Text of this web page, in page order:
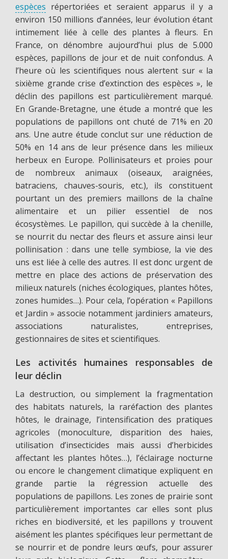
espèces répertoriées et seraient apparus il y a
environ 150 millions d’années, leur évolution étant
intimement liée à celle des plantes à fleurs. En
France, on dénombre aujourd’hui plus de 5.000
espèces, papillons de jour et de nuit confondus. A
l’heure où les scientifiques nous alertent sur « la
sixième grande crise d’extinction des espèces », le
déclin des papillons est particulièrement marqué.
En Grande-Bretagne, une étude a montré que les
populations de papillons ont chuté de 71% en 20
ans. Une autre étude conclut sur une réduction de
50% en 14 ans de leur présence dans les milieux
herbeux en Europe. Pollinisateurs et proies pour
de nombreux animaux (oiseaux, araignées,
batraciens, chauves-souris, etc.), ils constituent
pourtant un des premiers maillons de la chaîne
alimentaire et un pilier essentiel de nos
écosystèmes. Le papillon, qui succède à la chenille,
se nourrit du nectar des fleurs et assure ainsi leur
pollinisation : dans une telle symbiose, la vie des
uns est liée à celle des autres. Il est donc urgent de
mettre en place des actions de préservation des
milieux naturels (niches écologiques, plantes hôtes,
zones humides…). Pour cela, l’opération « Papillons
et Jardin » associe notamment jardiniers amateurs,
associations naturalistes, entreprises,
gestionnaires de sites et scientifiques.
Les activités humaines responsables de
leur déclin
La destruction, ou simplement la fragmentation
des habitats naturels, la raréfaction des plantes
hôtes, le drainage, l’intensification des pratiques
agricoles (monoculture, disparition des haies,
utilisation d’insecticides mais aussi d’herbicides
affectant les plantes hôtes…), l’éclairage nocturne
ou encore le changement climatique expliquent en
grande partie la régression actuelle des
populations de papillons. Les zones de prairie sont
particulièrement importantes car elles sont plus
riches en biodiversité, et les papillons y trouvent
aisément les plantes spécifiques leur permettant de
se nourrir et de pondre leurs œufs, pour assurer